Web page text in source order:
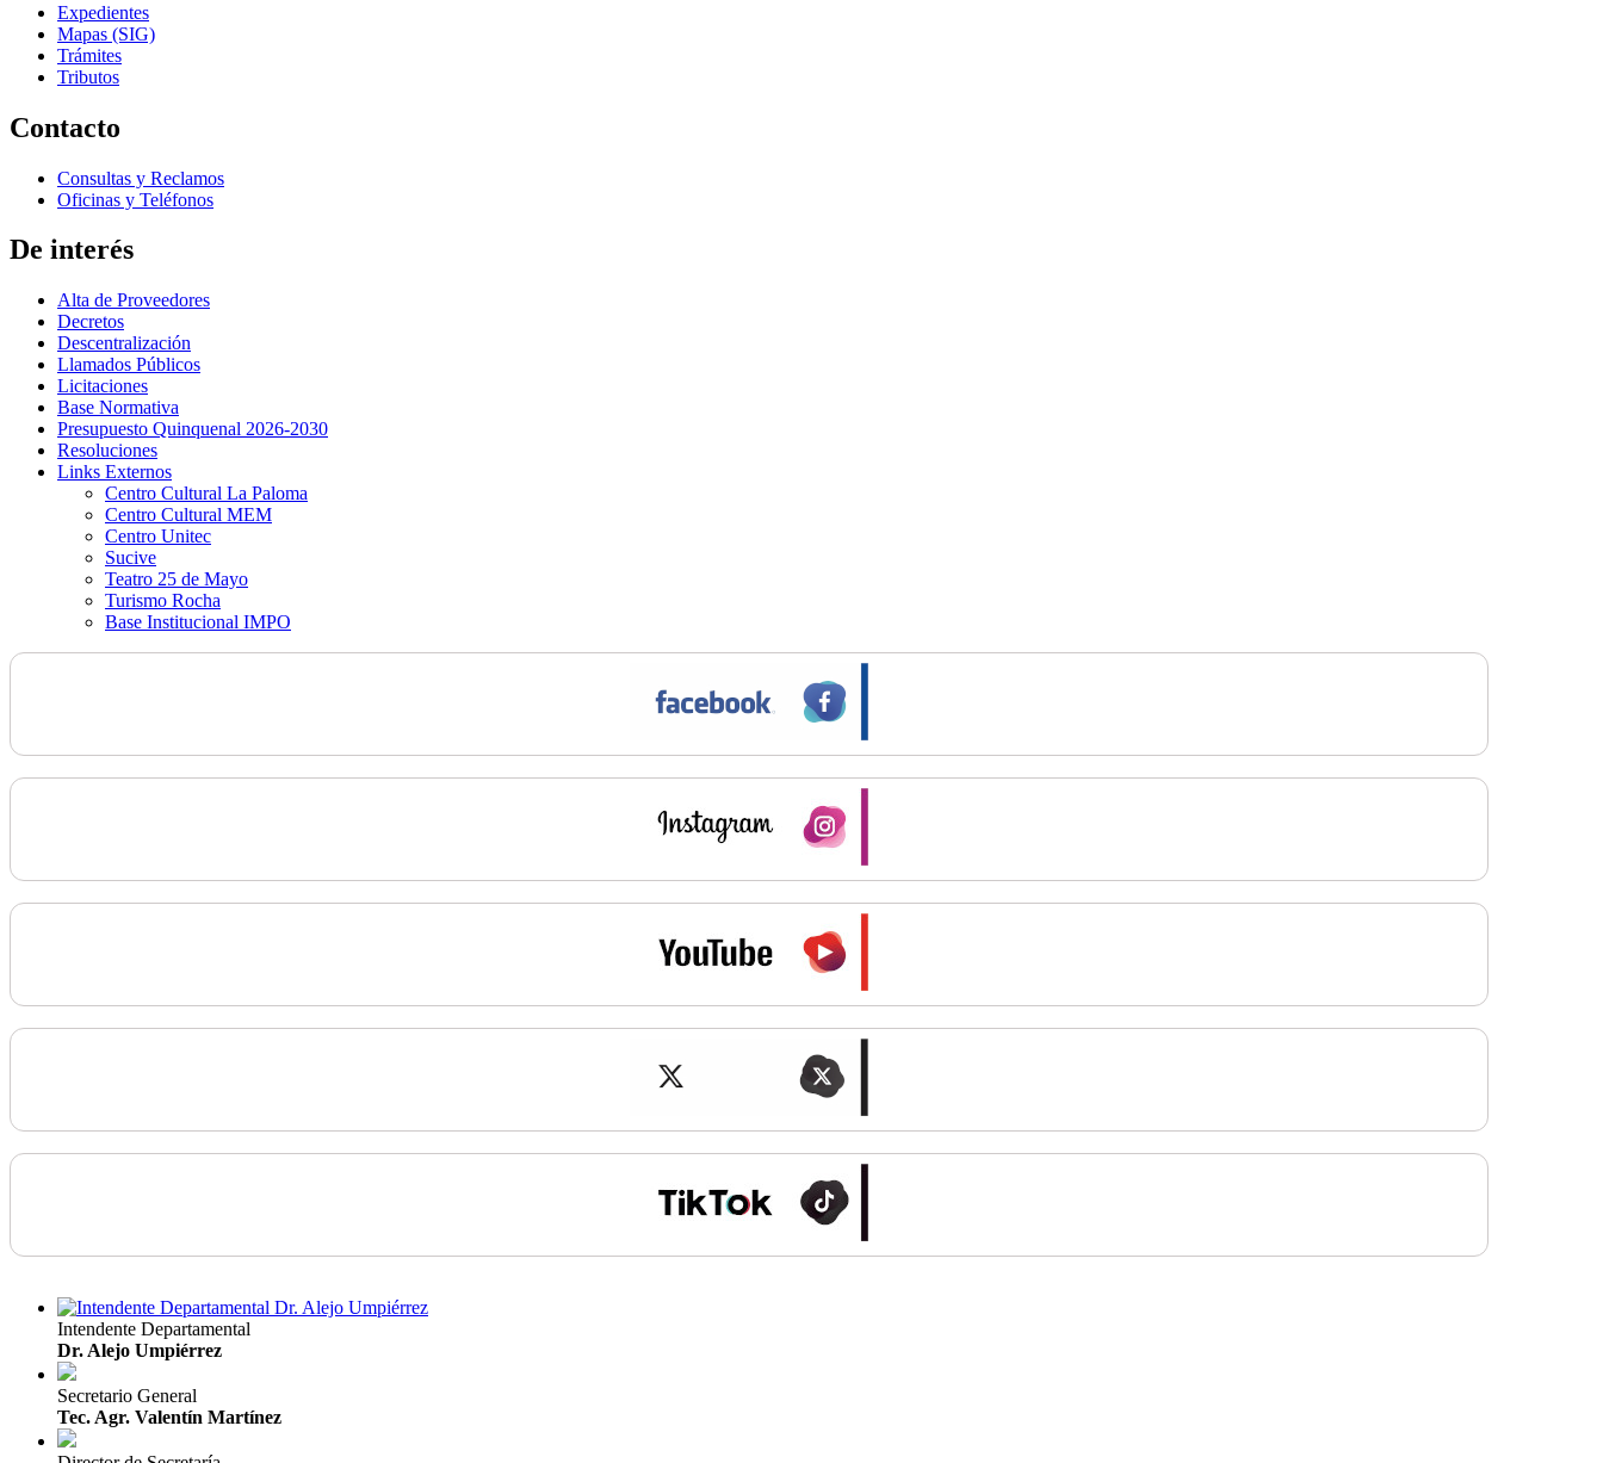
Expedientes
Mapas (SIG)
Trámites
Tributos
Contacto
Consultas y Reclamos
Oficinas y Teléfonos
De interés
Alta de Proveedores
Decretos
Descentralización
Llamados Públicos
Licitaciones
Base Normativa
Presupuesto Quinquenal 2026-2030
Resoluciones
Links Externos
Centro Cultural La Paloma
Centro Cultural MEM
Centro Unitec
Sucive
Teatro 25 de Mayo
Turismo Rocha
Base Institucional IMPO
Intendente Departamental
Dr. Alejo Umpiérrez
Secretario General
Tec. Agr. Valentín Martínez